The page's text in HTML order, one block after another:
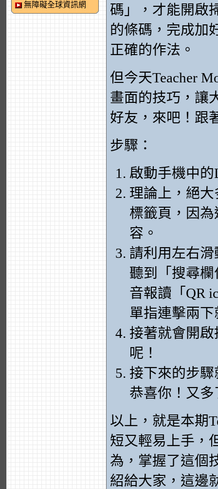
無障礙全球資訊網
碼」，才能開啟
的條碼，完成加
正確的作法。
但今天Teacher
畫面的技巧，讓
好友，來吧！跟
步驟：
啟動手機中
理論上，絕
標籤頁，因
容。
請利用左右
聽到「搜尋
音報讀「QR
單指連擊兩
接著就會開
呢！
接下來的步
恭喜你！又
以上，就是本期
短又輕易上手，
為，掌握了這個
紹給大家，這邊